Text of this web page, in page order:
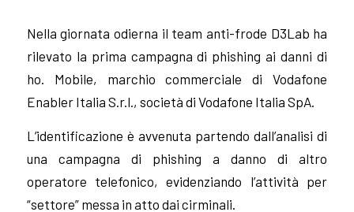
Nella giornata odierna il team anti-frode D3Lab ha
rilevato la prima campagna di phishing ai danni di
ho. Mobile, marchio commerciale di Vodafone
Enabler Italia S.r.l., società di Vodafone Italia SpA.
L’identificazione è avvenuta partendo dall’analisi di
una campagna di phishing a danno di altro
operatore telefonico, evidenziando l’attività per
“settore” messa in atto dai cirminali.